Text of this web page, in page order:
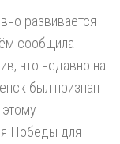
развивается
сообщила
что недавно на
был признан
Победы для